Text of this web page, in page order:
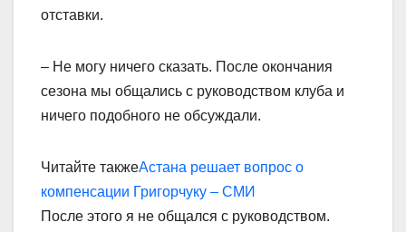
отставки.
– Не могу ничего сказать. После окончания
сезона мы общались с руководством клуба и
ничего подобного не обсуждали.
Читайте такжеАстана решает вопрос о
компенсации Григорчуку – СМИ
После этого я не общался с руководством.